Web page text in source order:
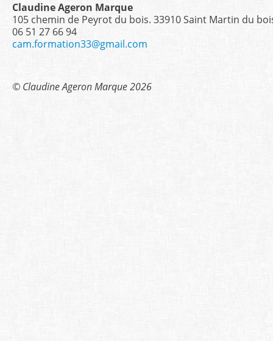
Claudine Ageron Marque
105 chemin de Peyrot du bois. 33910 Saint Martin du
06 51 27 66 94
cam.formation33@gmail.com
© Claudine Ageron Marque 2026